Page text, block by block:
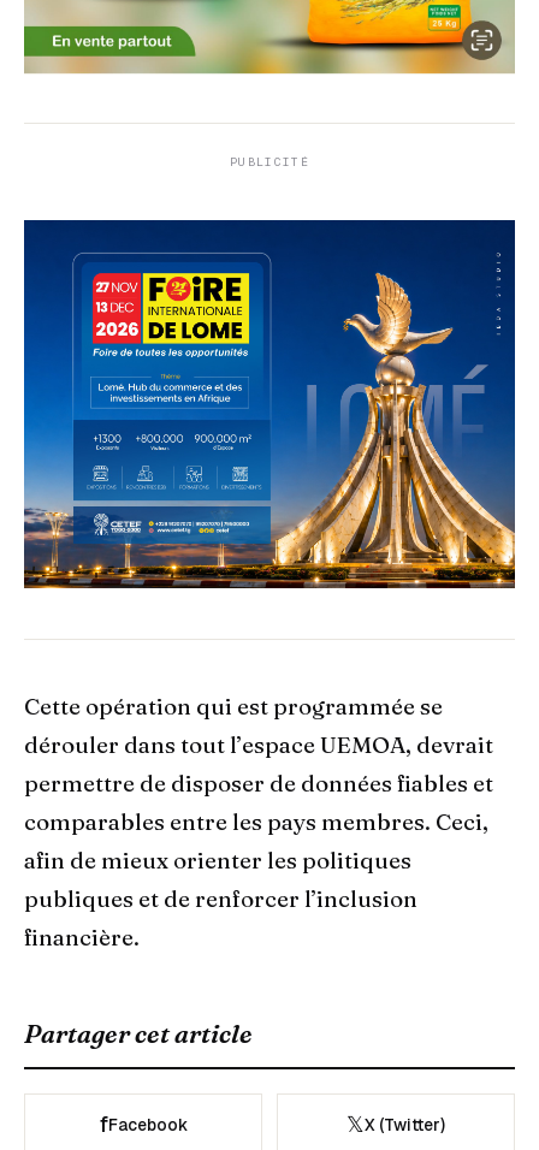
PUBLICITÉ
Cette opération qui est programmée se
dérouler dans tout l’espace UEMOA, devrait
permettre de disposer de données fiables et
comparables entre les pays membres. Ceci,
afin de mieux orienter les politiques
publiques et de renforcer l’inclusion
financière.
Partager cet article
fFacebook 𝕏X (Twitter)